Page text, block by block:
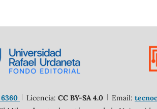
Licencia: CC BY-SA 4.0 Email: